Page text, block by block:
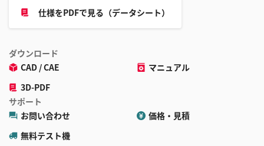
仕様をPDFで見る（データシート）
ダウンロード
CAD / CAE
マニュアル
3D-PDF
サポート
お問い合わせ
価格・見積
無料テスト機